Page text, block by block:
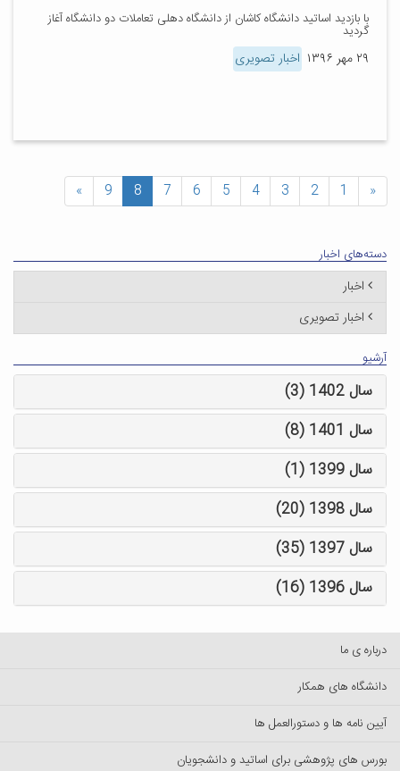
با بازدید اساتید دانشگاه کاشان از دانشگاه دهلی تعاملات دو دانشگاه آغاز
گردید
۲۹ مهر ۱۳۹۶ اخبار تصویری
«
1
2
3
4
5
6
7
8
9
»
دسته‌های اخبار
اخبار
اخبار تصویری
آرشیو
سال 1402 (3)
سال 1401 (8)
سال 1399 (1)
سال 1398 (20)
سال 1397 (35)
سال 1396 (16)
درباره ی ما
دانشگاه های همکار
آیین نامه ها و دستورالعمل ها
بورس های پژوهشی برای اساتید و دانشجویان